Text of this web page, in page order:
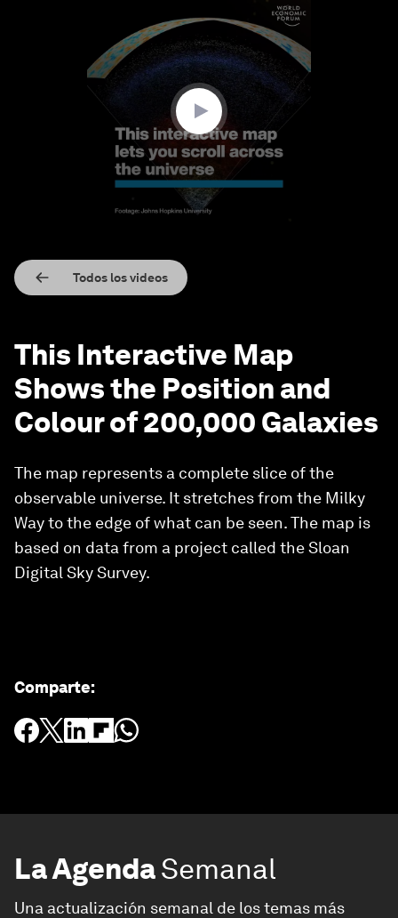
Todos los videos
This Interactive Map
Shows the Position and
Colour of 200,000 Galaxies
The map represents a complete slice of the
observable universe. It stretches from the Milky
Way to the edge of what can be seen. The map is
based on data from a project called the Sloan
Digital Sky Survey.
Comparte:
La AgendaSemanal
Una actualización semanal de los temas más